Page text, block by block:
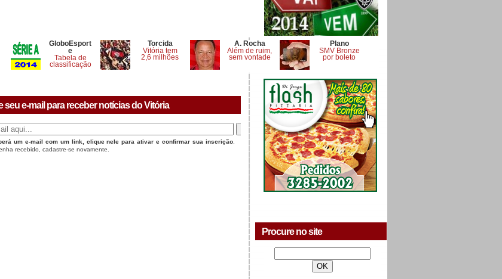
GloboEsport
e
Tabela de
classificação
Torcida
Vitória tem
2,6 milhões
A. Rocha
Além de ruim,
sem vontade
Plano
SMV Bronze
por boleto
seu e-mail para receber notícias do Vitória
um e-mail com um link, clique nele para ativar e confirmar sua inscrição
recebido, cadastre-se novamente.
Procure no site